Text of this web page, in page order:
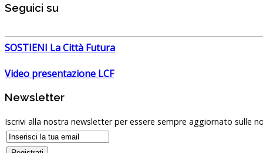
Seguici su
SOSTIENI La Città Futura
Video presentazione LCF
Newsletter
Iscrivi alla nostra newsletter per essere sempre aggiornato sulle